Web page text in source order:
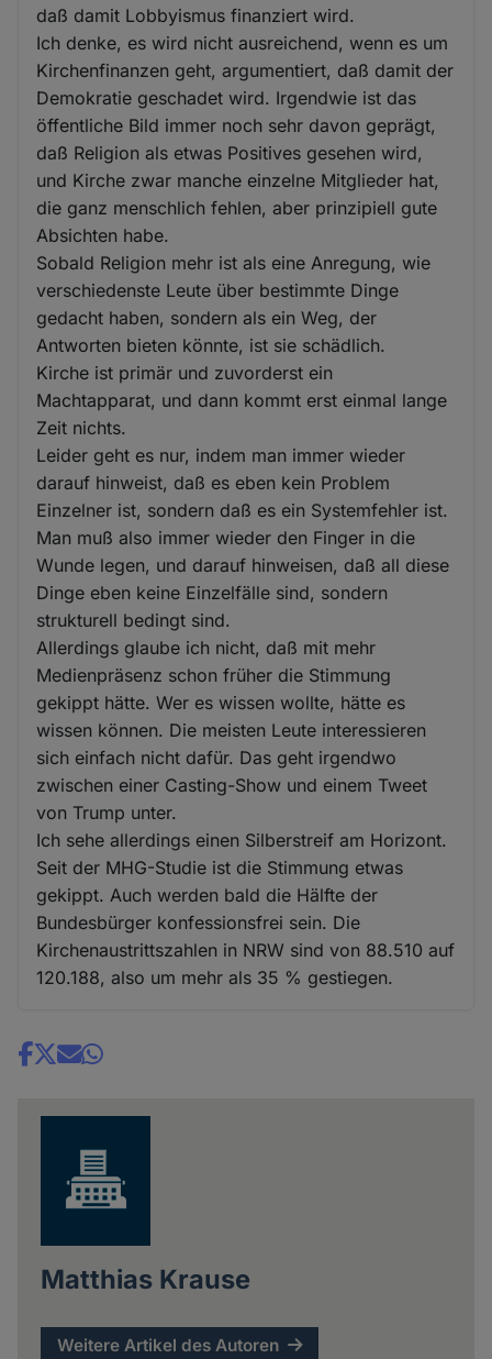
daß damit Lobbyismus finanziert wird.
Ich denke, es wird nicht ausreichend, wenn es um
Kirchenfinanzen geht, argumentiert, daß damit der
Demokratie geschadet wird. Irgendwie ist das
öffentliche Bild immer noch sehr davon geprägt,
daß Religion als etwas Positives gesehen wird,
und Kirche zwar manche einzelne Mitglieder hat,
die ganz menschlich fehlen, aber prinzipiell gute
Absichten habe.
Sobald Religion mehr ist als eine Anregung, wie
verschiedenste Leute über bestimmte Dinge
gedacht haben, sondern als ein Weg, der
Antworten bieten könnte, ist sie schädlich.
Kirche ist primär und zuvorderst ein
Machtapparat, und dann kommt erst einmal lange
Zeit nichts.
Leider geht es nur, indem man immer wieder
darauf hinweist, daß es eben kein Problem
Einzelner ist, sondern daß es ein Systemfehler ist.
Man muß also immer wieder den Finger in die
Wunde legen, und darauf hinweisen, daß all diese
Dinge eben keine Einzelfälle sind, sondern
strukturell bedingt sind.
Allerdings glaube ich nicht, daß mit mehr
Medienpräsenz schon früher die Stimmung
gekippt hätte. Wer es wissen wollte, hätte es
wissen können. Die meisten Leute interessieren
sich einfach nicht dafür. Das geht irgendwo
zwischen einer Casting-Show und einem Tweet
von Trump unter.
Ich sehe allerdings einen Silberstreif am Horizont.
Seit der MHG-Studie ist die Stimmung etwas
gekippt. Auch werden bald die Hälfte der
Bundesbürger konfessionsfrei sein. Die
Kirchenaustrittszahlen in NRW sind von 88.510 auf
120.188, also um mehr als 35 % gestiegen.
Share
Matthias Krause
Weitere Artikel des Autoren